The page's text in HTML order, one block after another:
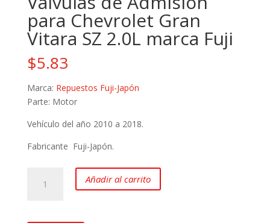
para Chevrolet Gran
Vitara SZ 2.0L marca Fuji
$5.83
Marca: Repuestos Fuji-Japón
Parte: Motor
Vehículo del año 2010 a 2018.
Fabricante Fuji-Japón.
Añadir al carrito